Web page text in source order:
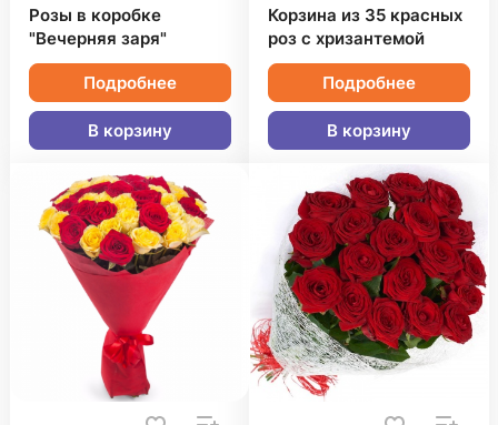
Розы в коробке
"Вечерняя заря"
Подробнее
В корзину
Корзина из 35 красных
роз с хризантемой
Подробнее
В корзину